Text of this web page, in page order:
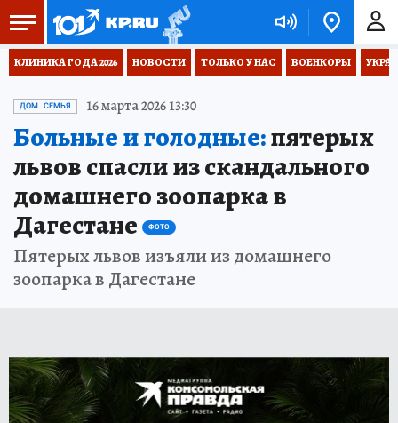
КЛИНИКА ГОДА 2026 НОВОСТИ ТОЛЬКО У НАС ВОЕНКОРЫ
ДОМ. СЕМЬЯ 16 марта 2026 13:30
Больные и голодные:пятерых
львов спасли из скандального
домашнего зоопарка в
Дагестане
ФОТО
Пятерых львов изъяли из домашнего
зоопарка в Дагестане